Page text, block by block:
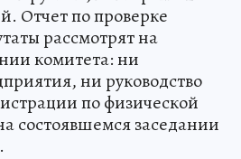
Отчет по проверке
рассмотрят на
комитета: ни
ни руководство
по физической
состоявшемся заседании